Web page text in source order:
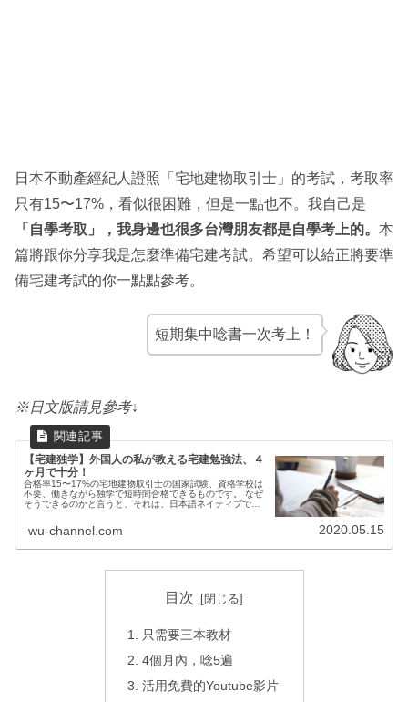
日本不動產經紀人證照「宅地建物取引士」的考試，考取率
只有15〜17%，看似很困難，但是一點也不。我自己是
「自學考取」，我身邊也很多台灣朋友都是自學考上的。 本
篇將跟你分享我是怎麼準備宅建考試。希望可以給正將要準
備宅建考試的你一點點參考。
短期集中唸書一次考上！
※日文版請見參考↓
【宅建独学】外国人の私が教える宅建勉強法、４
ヶ月で十分！
合格率15〜17%の宅地建物取引士の国家試験、資格学校は
不要、働きながら独学で短時間合格できるものです。 なぜ
そうできるのかと言うと、それは、日本語ネイティブでは
験して受からないのは、「勉強法」が間違っています。
wu-channel.com 2020.05.15
目次
只需要三本教材
4個月內，唸5遍
活用免費的Youtube影片